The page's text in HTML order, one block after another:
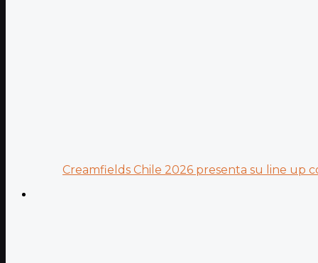
Creamfields Chile 2026 presenta su line up